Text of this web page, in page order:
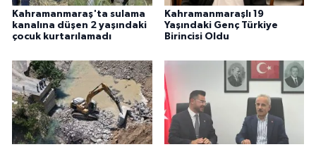
Kahramanmaraş'ta sulama
kanalına düşen 2 yaşındaki
çocuk kurtarılamadı
Kahramanmaraşlı 19
Yaşındaki Genç Türkiye
Birincisi Oldu